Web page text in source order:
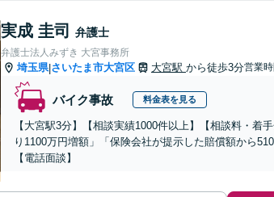
実成 圭司 弁護士
弁護士法人みずき 大宮事務所
埼玉県|さいたま市大宮区 大宮駅 から徒歩3分営業
バイク事故 料金表を見る
【大宮駅3分】【相談実績1000件以上】【相談料・着
り1100万円増額」「保険会社が提示した賠償額から
【電話面談】